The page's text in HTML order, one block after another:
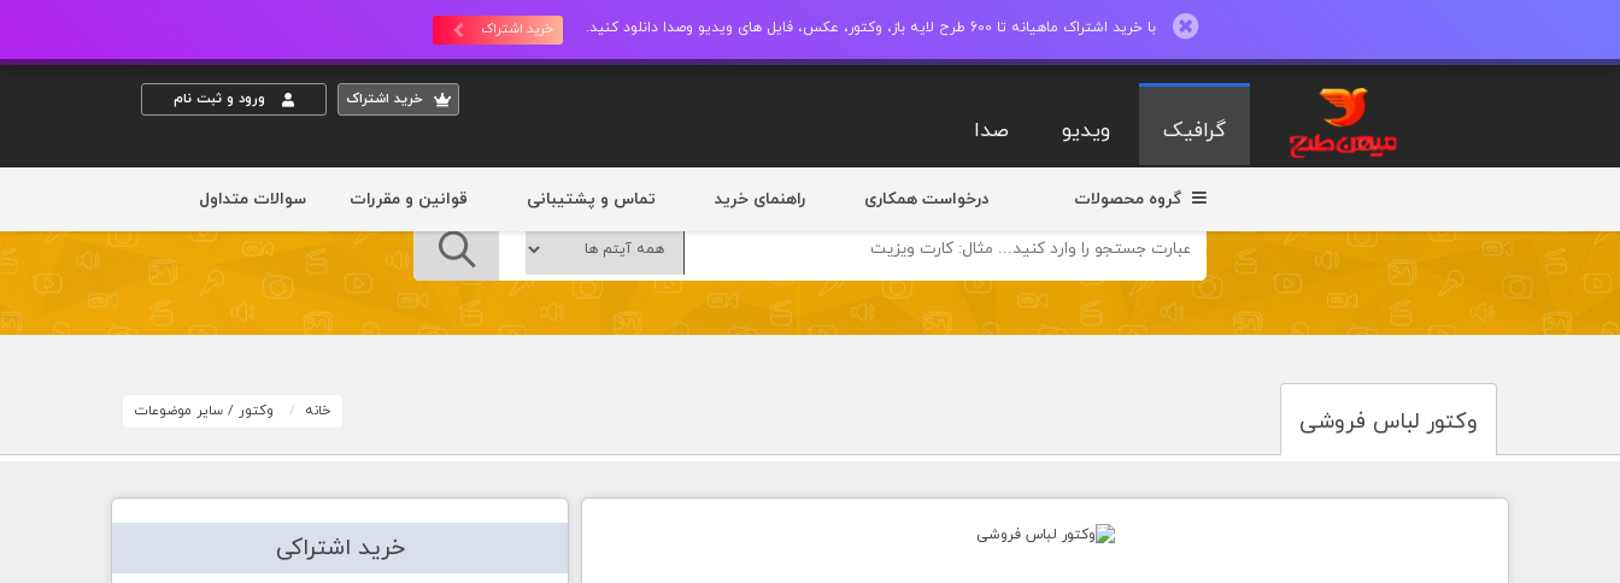
با خرید اشتراک ماهیانه تا 600 طرح لایه باز، وکتور، عکس، فایل های ویدیو وصدا دانلود کنید. خرید اشتراک
خريد اشتراک ورود و ثبت نام
گرافیک ویدیو صدا
گروه محصولات درخواست همکاری راهنمای خرید تماس و پشتیبانی قوانین و مقررات سوالات متداول
وکتور لباس فروشی خانه وکتور / سایر موضوعات
خرید اشتراکی